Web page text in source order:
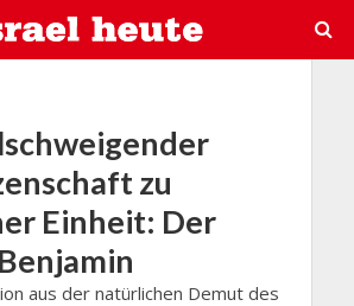
zu
Einheit: Der
aus der natürlichen Demut des